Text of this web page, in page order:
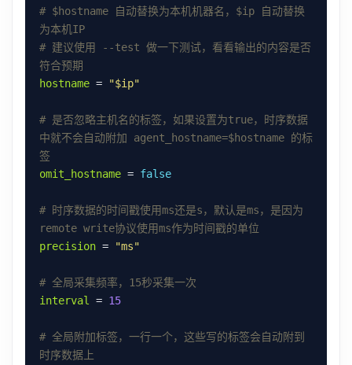
# $hostname 自动替换为本机机器名，$ip 自动替换
为本机IP
# 建议使用 --test 做一下测试，看看输出的内容是否
符合预期
hostname = "$ip"
# 是否忽略主机名的标签，如果设置为true，时序数据
中就不会自动附加 agent_hostname=$hostname 的标
签
omit_hostname = false
# 时序数据的时间戳使用ms还是s，默认是ms，是因为
remote write协议使用ms作为时间戳的单位
precision = "ms"
# 全局采集频率，15秒采集一次
interval
= 15
# 全局附加标签，一行一个，这些写的标签会自动附到
时序数据上